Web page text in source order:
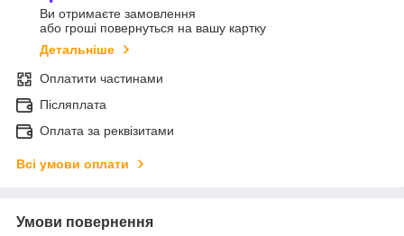
Ви отримаєте замовлення
або гроші повернуться на вашу картку
Детальніше
Оплатити частинами
Післяплата
Оплата за реквізитами
Всі умови оплати
Умови повернення